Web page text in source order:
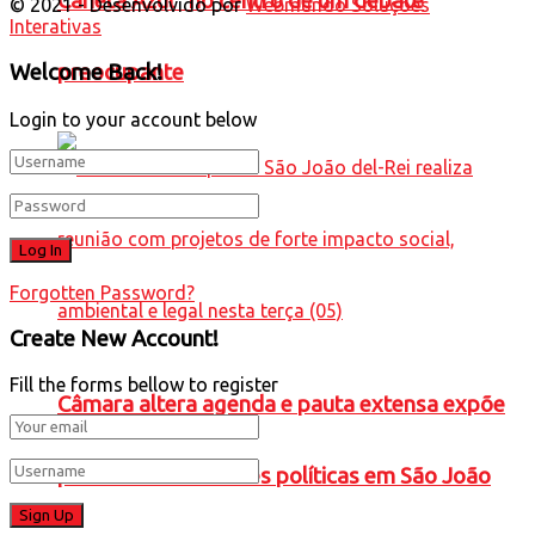
preocupante
Câmara altera agenda e pauta extensa expõe
prioridades e tensões políticas em São João
© 2021 - Desenvolvido porWebmundo Soluções
Interativas
Welcome Back!
Login to your account below
Forgotten Password?
Create New Account!
Fill the forms bellow to register